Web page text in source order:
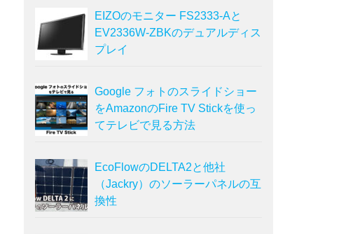
EIZOのモニター FS2333-Aと
EV2336W-ZBKのデュアルディス
プレイ
Google フォトのスライドショー
をAmazonのFire TV Stickを使っ
てテレビで見る方法
EcoFlowのDELTA2と他社
（Jackry）のソーラーパネルの互
換性